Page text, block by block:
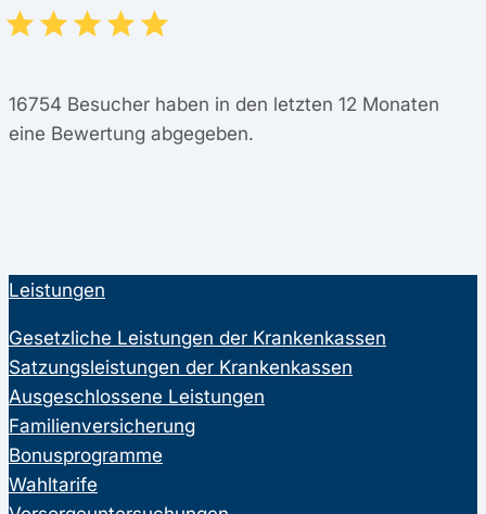
16754 Besucher haben in den letzten 12 Monaten
eine Bewertung abgegeben.
Leistungen
Gesetzliche Leistungen der Krankenkassen
Satzungsleistungen der Krankenkassen
Ausgeschlossene Leistungen
Familienversicherung
Bonusprogramme
Wahltarife